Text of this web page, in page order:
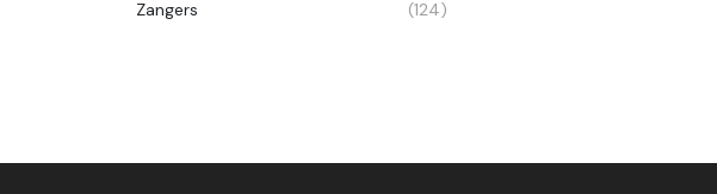
Zangers
(124)